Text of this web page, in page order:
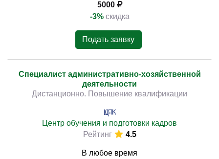
5000
-3% скидка
Подать заявку
Специалист административно-хозяйственной
деятельности
Дистанционно. Повышение квалификации
Центр обучения и подготовки кадров
Рейтинг
4.5
В любое время